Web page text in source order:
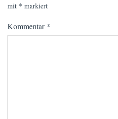
mit * markiert
Kommentar*